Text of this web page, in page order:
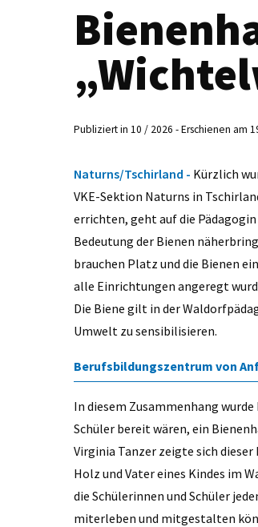
Publiziert in 10 / 2026 - Erschienen am
Naturns/Tschirland - Kürzlich
VKE-Sektion Naturns in
errichten, geht auf die
Bedeutung der Bienen
brauchen Platz und die Bienen
alle Einrichtungen angeregt
Die Biene gilt in der
Umwelt zu sensibilisieren.
Berufsbildungszentrum von
In diesem Zusammenhang
Schüler bereit wären, ein
Virginia Tanzer zeigte sich
Holz und Vater eines Kindes im
die Schülerinnen und Schüler
miterleben und mitgestalten